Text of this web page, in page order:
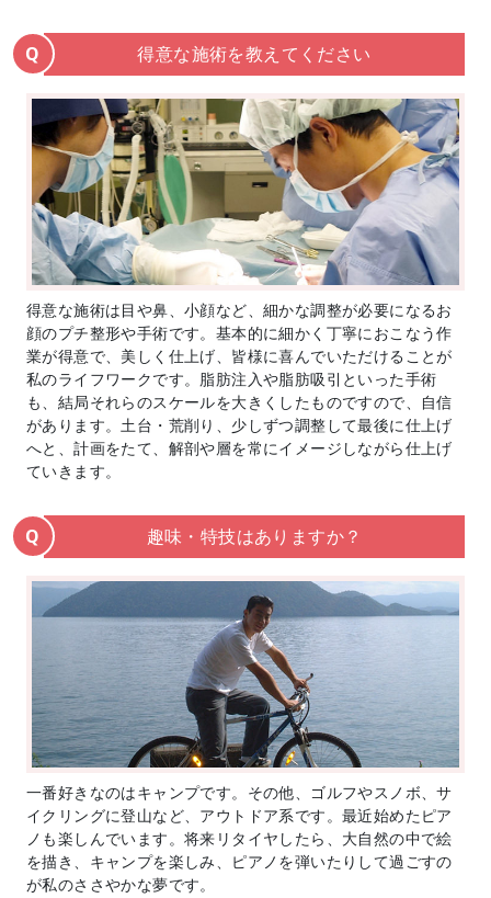
Q 得意な施術を教えてください
得意な施術は目や鼻、小顔など、細かな調整が必要になるお
顔のプチ整形や手術です。基本的に細かく丁寧におこなう作
業が得意で、美しく仕上げ、皆様に喜んでいただけることが
私のライフワークです。脂肪注入や脂肪吸引といった手術
も、結局それらのスケールを大きくしたものですので、自信
があります。土台・荒削り、少しずつ調整して最後に仕上げ
へと、計画をたて、解剖や層を常にイメージしながら仕上げ
ていきます。
Q 趣味・特技はありますか？
一番好きなのはキャンプです。その他、ゴルフやスノボ、サ
イクリングに登山など、アウトドア系です。最近始めたピア
ノも楽しんでいます。将来リタイヤしたら、大自然の中で絵
を描き、キャンプを楽しみ、ピアノを弾いたりして過ごすの
が私のささやかな夢です。